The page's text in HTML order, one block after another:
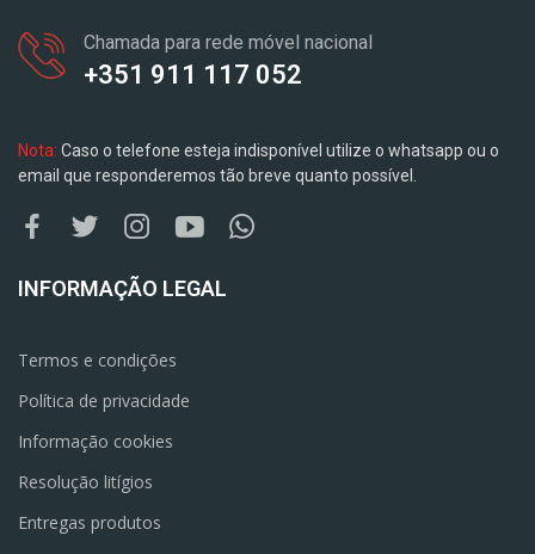
Chamada para rede móvel nacional
+351 911 117 052
Nota: Caso o telefone esteja indisponível utilize o whatsapp ou o
email que responderemos tão breve quanto possível.
INFORMAÇÃO LEGAL
Termos e condições
Política de privacidade
Informação cookies
Resolução litígios
Entregas produtos